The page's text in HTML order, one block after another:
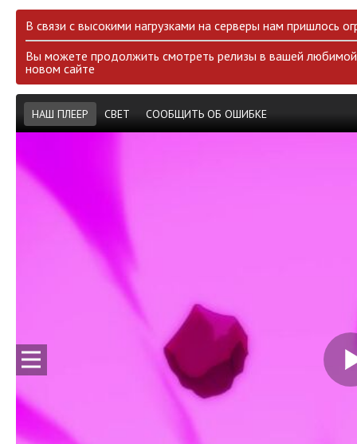
В связи с высокими нагрузками на серверы нам пришлось
Вы можете продолжить смотреть релизы в вашей
новом сайте
НАШ ПЛЕЕР СВЕТ СООБЩИТЬ ОБ ОШИБКЕ